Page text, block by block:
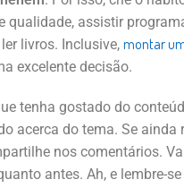
qualidade, assistir
livros. Inclusive, montar
excelente decisão.
tenha gostado do
acerca do tema. Se ainda
nos comentários.
antes. Ah, e lembre-